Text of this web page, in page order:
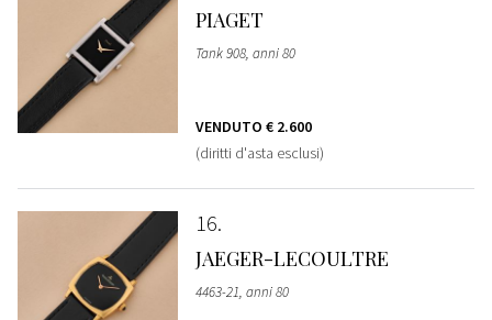
PIAGET
Tank 908, anni 80
VENDUTO € 2.600
(diritti d'asta esclusi)
16
JAEGER-LECOULTRE
4463-21, anni 80